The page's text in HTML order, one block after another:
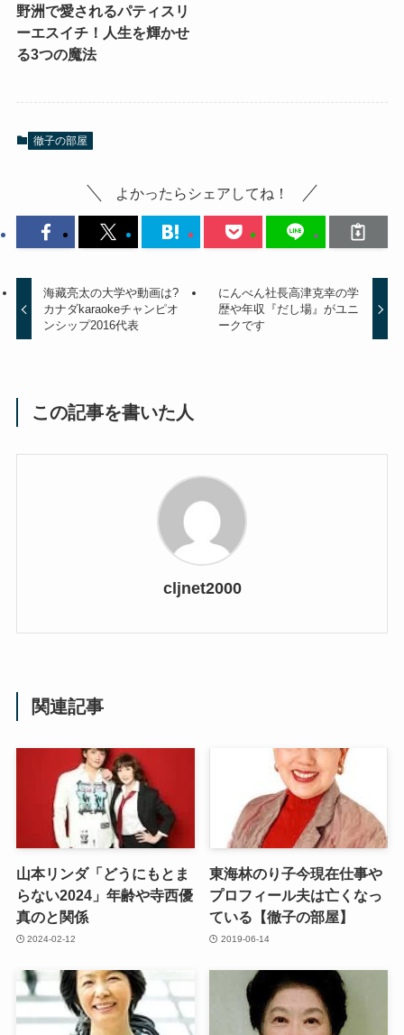
野洲で愛されるパティスリ
ーエスイチ！人生を輝かせ
る3つの魔法
徹子の部屋
よかったらシェアしてね！
海藏亮太の大学や動画は?
カナダkaraokeチャンピオ
ンシップ2016代表
にんべん社長高津克幸の学
歴や年収『だし場』がユニ
ークです
この記事を書いた人
cljnet2000
関連記事
山本リンダ「どうにもとま
らない2024」年齢や寺西優
真のと関係
2024-02-12
東海林のり子今現在仕事や
プロフィール夫は亡くなっ
ている【徹子の部屋】
2019-06-14